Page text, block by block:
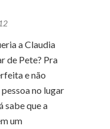
a Claudia
de Pete? Pra
e não
no lugar
sabe que a
um